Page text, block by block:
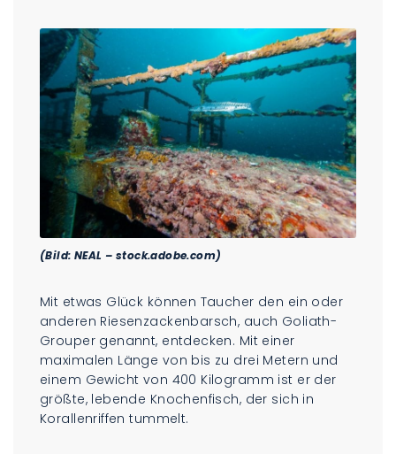
(Bild: NEAL – stock.adobe.com)
Mit etwas Glück können Taucher den ein oder
anderen Riesenzackenbarsch, auch Goliath-
Grouper genannt, entdecken. Mit einer
maximalen Länge von bis zu drei Metern und
einem Gewicht von 400 Kilogramm ist er der
größte, lebende Knochenfisch, der sich in
Korallenriffen tummelt.